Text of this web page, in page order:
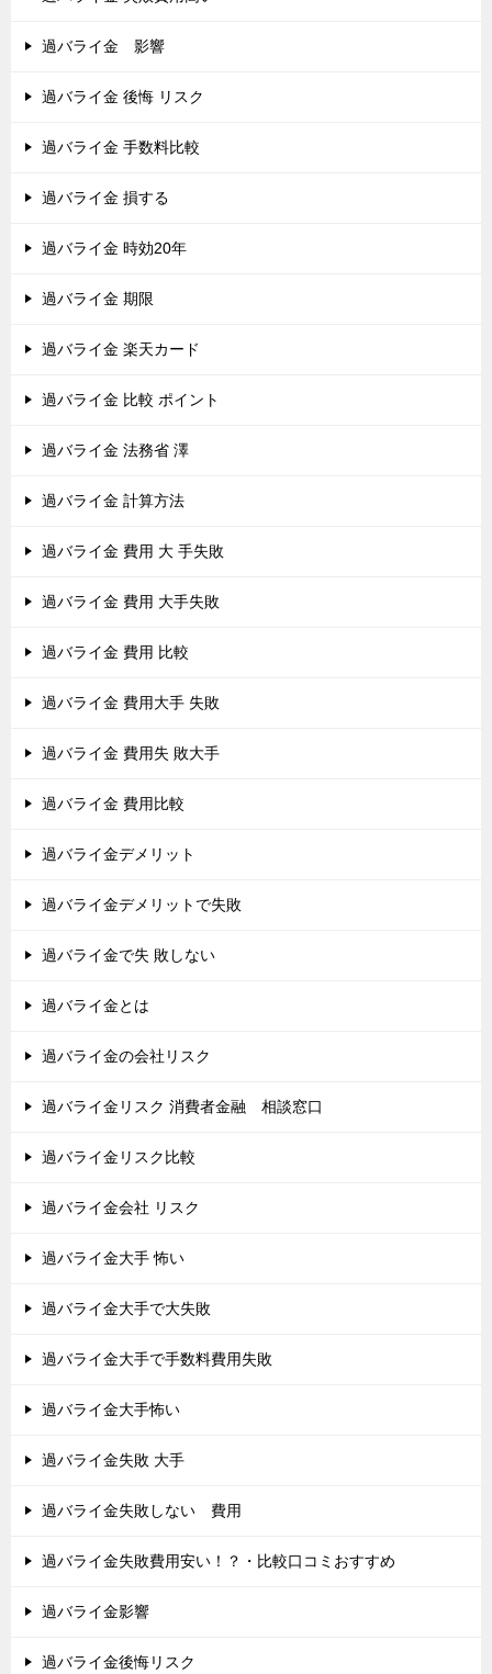
過バライ金 影響
過バライ金 後悔 リスク
過バライ金 手数料比較
過バライ金 損する
過バライ金 時効20年
過バライ金 期限
過バライ金 楽天カード
過バライ金 比較 ポイント
過バライ金 法務省 澤
過バライ金 計算方法
過バライ金 費用 大 手失敗
過バライ金 費用 大手失敗
過バライ金 費用 比較
過バライ金 費用大手 失敗
過バライ金 費用失 敗大手
過バライ金 費用比較
過バライ金デメリット
過バライ金デメリットで失敗
過バライ金で失 敗しない
過バライ金とは
過バライ金の会社リスク
過バライ金リスク 消費者金融 相談窓口
過バライ金リスク比較
過バライ金会社 リスク
過バライ金大手 怖い
過バライ金大手で大失敗
過バライ金大手で手数料費用失敗
過バライ金大手怖い
過バライ金失敗 大手
過バライ金失敗しない 費用
過バライ金失敗費用安い！？・比較口コミおすすめ
過バライ金影響
過バライ金後悔リスク